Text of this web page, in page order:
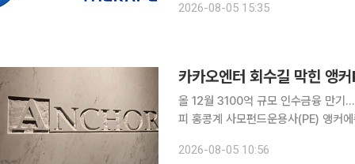
섰다. 본지는 상장을 앞둔 기업의 기
2026-08-05 15:35
카카오엔터 회수길 막힌 앵
올 12월 3100억 규모 인수금융 만기
피 홍콩계 사모펀드운용사(PE) 앵커에쿼티파트너스(앵커PE)가 카카오엔터테인먼트 투자 과정에서
회수(엑시트)는 쉽지 않은 상황이지
2026-08-05 10:56